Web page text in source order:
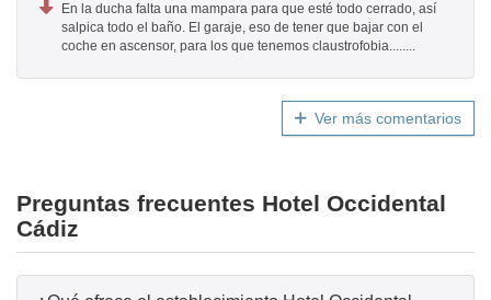
En la ducha falta una mampara para que esté todo cerrado, así
salpica todo el baño. El garaje, eso de tener que bajar con el
coche en ascensor, para los que tenemos claustrofobia........
Ver más comentarios
Preguntas frecuentes Hotel Occidental
Cádiz